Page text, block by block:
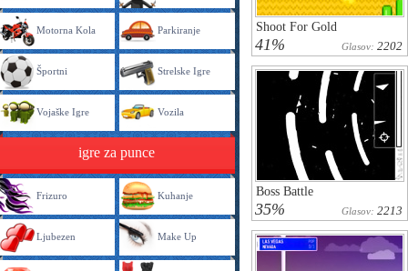
Motorna Kola Parkiranje
Športni Strelske Igre
Vojaške Igre Vozila
igre za punce
Frizuro Kuhanje
Ljubezen Make Up
Shoot For Gold
41% Glasov: 2202
Boss Battle
35% Glasov: 2213